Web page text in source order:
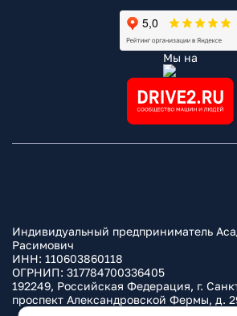
Мы на
Индивидуальный предприниматель
Расимович
ИНН: 110603860118
ОГРНИП: 317784700336405
192249, Российская Федерация, г.
проспект Александровской Фермы, д.